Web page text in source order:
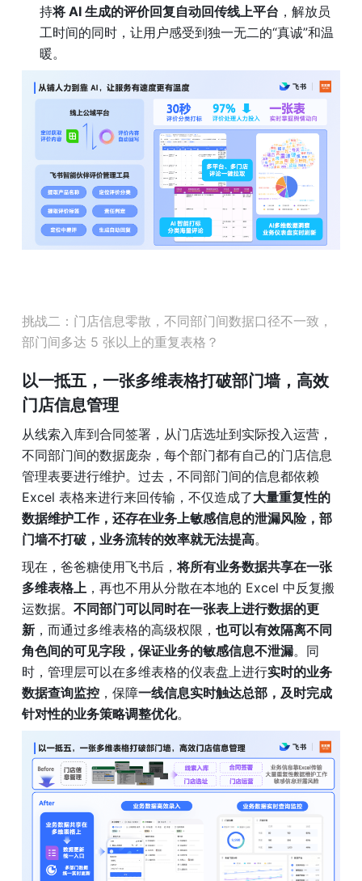
持将 AI 生成的评价回复自动回传线上平台 ，解放员
工时间的同时，让用户感受到独一无二的“真诚”和温
暖。
挑战二：门店信息零散，不同部门间数据口径不一致，
部门间多达 5 张以上的重复表格？
以一抵五，一张多维表格打破部门墙，高效
门店信息管理
从线索入库到合同签署，从门店选址到实际投入运营，
不同部门间的数据庞杂，每个部门都有自己的门店信息
管理表要进行维护。过去，不同部门间的信息都依赖
Excel 表格来进行来回传输，不仅造成了大量重复性的
数据维护工作，还存在业务上敏感信息的泄漏风险，部
门墙不打破，业务流转的效率就无法提高。
现在，爸爸糖使用飞书后，将所有业务数据共享在一张
多维表格上 ，再也不用从分散在本地的 Excel 中反复搬
运数据。 不同部门可以同时在一张表上进行数据的更
新 ，而通过多维表格的高级权限， 也可以有效隔离不同
角色间的可见字段，保证业务的敏感信息不泄漏。同
时，管理层可以在多维表格的仪表盘上进行实时的业务
数据查询监控 ，保障一线信息实时触达总部，及时完成
针对性的业务策略调整优化。